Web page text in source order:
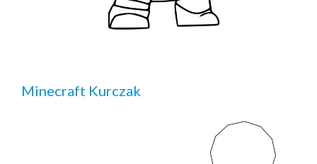
Minecraft Kurczak